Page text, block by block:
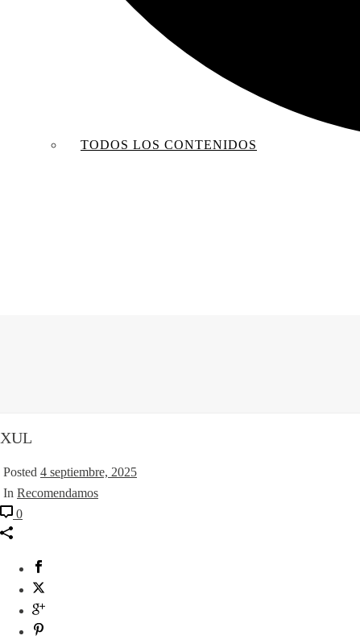
TODOS LOS CONTENIDOS
XUL
Posted 4 septiembre, 2025
In Recomendamos
0